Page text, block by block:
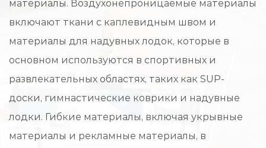
материалы. Воздухонепроницаемые материалы
включают ткани с каплевидным швом и
материалы для надувных лодок, которые в
основном используются в спортивных и
развлекательных областях, таких как SUP-
доски, гимнастические коврики и надувные
лодки. Гибкие материалы, включая укрывные
материалы и рекламные материалы, в